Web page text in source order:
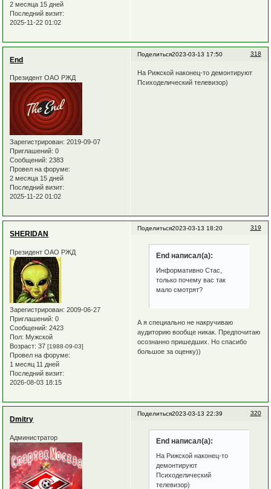
2 месяца 15 дней
Последний визит:
2025-11-22 01:02
Поделиться 318
2023-03-13 17:50
End
Президент ОАО РЖД
Зарегистрирован: 2019-09-07
Приглашений: 0
Сообщений: 2383
Провел на форуме:
2 месяца 15 дней
Последний визит:
2025-11-22 01:02
На Рижской наконец-то демонтируют
Психоделический телевизор)
Поделиться 319
2023-03-13 18:20
SHERIDAN
Президент ОАО РЖД
Зарегистрирован: 2009-06-27
Приглашений: 0
Сообщений: 2423
Пол: Мужской
Возраст: 37[1988-09-03]
Провел на форуме:
1 месяц 11 дней
Последний визит:
2026-08-03 18:15
End написал(а):
Информативно Стас,
только почему вас так
мало смотрят?
А я специально не накручиваю
аудиторию вообще никак. Предпочитаю
осознанно пришедших. Но спасибо
большое за оценку))
Поделиться 320
2023-03-13 22:39
Dmitry
Администратор End написал(а):
На Рижской наконец-то
демонтируют
Психоделический
телевизор)